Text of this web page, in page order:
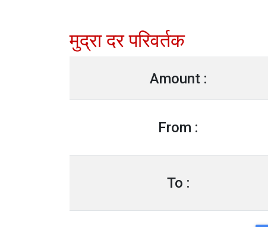
मुद्रा दर परिवर्तक
Amount :
From :
To :